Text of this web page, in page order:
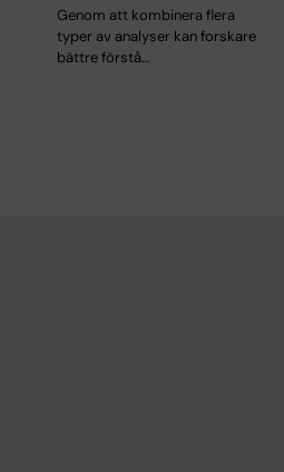
Genom att kombinera flera
typer av analyser kan forskare
bättre förstå…